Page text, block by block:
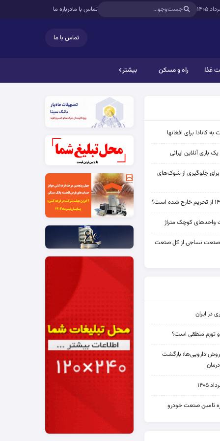
تماس با مادرباره ما
تماس با ما
غذا راه و مسکن بیشتر
کانادا برای افغانها
بازی آنلاین ایرانی
برای جلوگیری از شوک‌های
کوچک متراژ
صنعت نساجی از کل صنعت
در ایران
تورم منطقی است؟
فروش دارویی‌ها؛ بازگشت
تامین صنعت خودرو